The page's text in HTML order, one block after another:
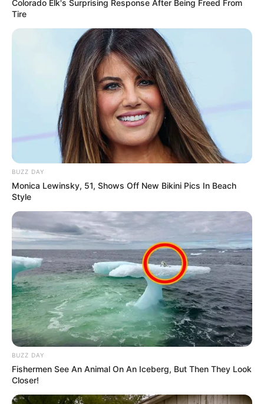
Colorado Elk's Surprising Response After Being Freed From
Tire
BUZZ DAY
Monica Lewinsky, 51, Shows Off New Bikini Pics In Beach
Style
BUZZ DAY
Fishermen See An Animal On An Iceberg, But Then They Look
Closer!